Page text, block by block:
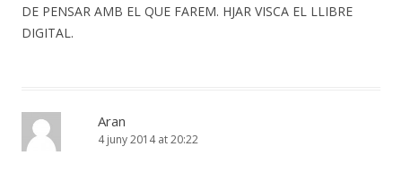
DE PENSAR AMB EL QUE FAREM. HJAR VISCA EL LLIBRE
DIGITAL.
Aran
4 juny 2014 at 20:22